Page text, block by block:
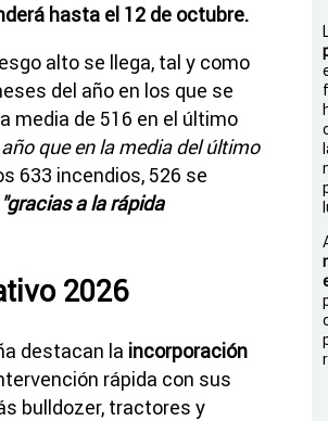
hasta el 12 de octubre.
alto se llega, tal y como
del año en los que se
media de 516 en el último
que en la media del último
633 incendios, 526 se
"gracias a la rápida
2026
destacan la incorporación
rápida con sus
bulldozer, tractores y